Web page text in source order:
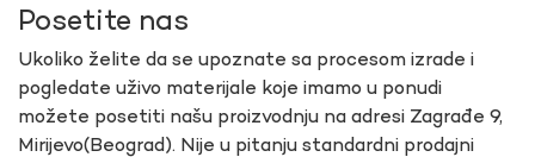
Posetite nas
Ukoliko želite da se upoznate sa procesom izrade i
pogledate uživo materijale koje imamo u ponudi
možete posetiti našu proizvodnju na adresi Zagrađe 9,
Mirijevo(Beograd). Nije u pitanju standardni prodajni